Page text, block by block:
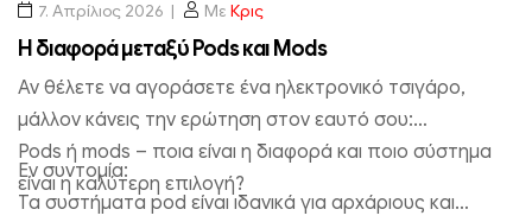
7. Απρίλιος 2026 Με Κρις
Η διαφορά μεταξύ Pods και Mods
Αν θέλετε να αγοράσετε ένα ηλεκτρονικό τσιγάρο,
μάλλον κάνεις την ερώτηση στον εαυτό σου:
Pods ή mods – ποια είναι η διαφορά και ποιο σύστημα
είναι η καλύτερη επιλογή?
Εν συντομία:
Τα συστήματα pod είναι ιδανικά για αρχάριους και